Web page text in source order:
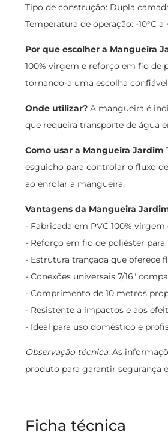
Tipo de construção: Dupla
Temperatura de operação: -10°C a
Por que escolher a Mangueira
100% virgem e reforço em fio de
tornando-a uma escolha
Onde utilizar? A mangueira é
que requeira transporte de água
Como usar a Mangueira Jardim
esguicho para controlar o fluxo
ao enrolar a mangueira.
Vantagens da Mangueira
- Fabricada em PVC 100%
- Reforço em fio de poliéster
- Estrutura trançada que oferece
- Conexões universais 7/16"
- Comprimento de 10 metros
- Resistente a impactos e aos
- Ideal para uso doméstico e
Observação técnica:As
produto para garantir segurança
Ficha técnica